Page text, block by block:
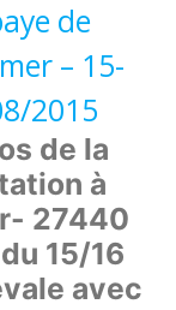
de
– 15-
2015
de la
à
27440
15/16
avec